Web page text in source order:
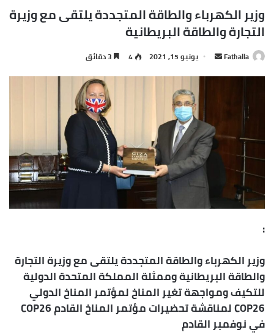
وزير الكهرباء والطاقة المتجددة يلتقى مع وزيرة
التجارة والطاقة البريطانية
Fathalla
أرسل
إلكترونيا
يونيو 15, 2021 4
:
وزير الكهرباء والطاقة المتجددة يلتقى مع وزيرة التجارة
والطاقة البريطانية وممثلة المملكة المتحدة الدولية
للتكيف ومواجهة تغير المناخ لمؤتمر المناخ الدولي
COP26 لمناقشة تحضيرات مؤتمر المناخ القادم COP26
في نوفمبر القادم